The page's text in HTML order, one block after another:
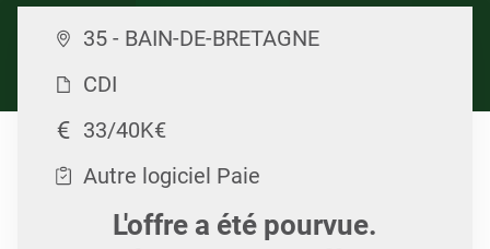
35 - BAIN-DE-BRETAGNE
CDI
33/40K€
Autre logiciel Paie
L'offre a été pourvue.